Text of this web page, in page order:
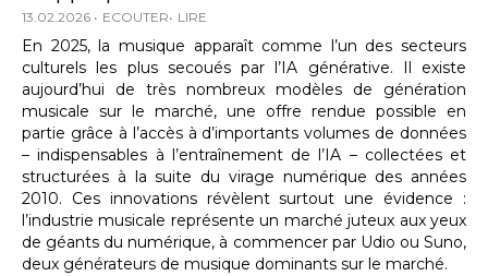
13.02.2026 ECOUTER LIRE
En 2025, la musique apparaît comme l’un des secteurs
culturels les plus secoués par l’IA générative. Il existe
aujourd’hui de très nombreux modèles de génération
musicale sur le marché, une offre rendue possible en
partie grâce à l’accès à d’importants volumes de données
– indispensables à l’entraînement de l’IA – collectées et
structurées à la suite du virage numérique des années
2010. Ces innovations révèlent surtout une évidence :
l’industrie musicale représente un marché juteux aux yeux
de géants du numérique, à commencer par Udio ou Suno,
deux générateurs de musique dominants sur le marché.